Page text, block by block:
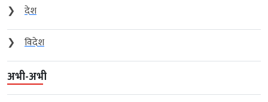
❯
देश
❯
विदेश
अभी-अभी